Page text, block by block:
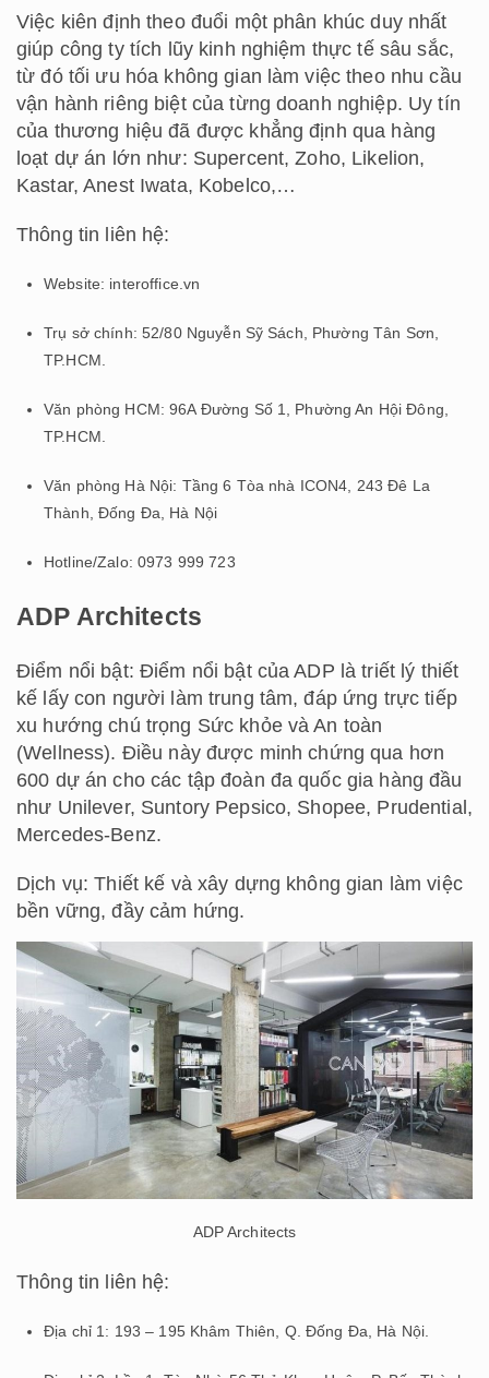
Việc kiên định theo đuổi một phân khúc duy nhất
giúp công ty tích lũy kinh nghiệm thực tế sâu sắc,
từ đó tối ưu hóa không gian làm việc theo nhu cầu
vận hành riêng biệt của từng doanh nghiệp. Uy tín
của thương hiệu đã được khẳng định qua hàng
loạt dự án lớn như: Supercent, Zoho, Likelion,
Kastar, Anest Iwata, Kobelco,…
Thông tin liên hệ:
Website: interoffice.vn
Trụ sở chính: 52/80 Nguyễn Sỹ Sách, Phường Tân Sơn,
TP.HCM.
Văn phòng HCM: 96A Đường Số 1, Phường An Hội Đông,
TP.HCM.
Văn phòng Hà Nội: Tầng 6 Tòa nhà ICON4, 243 Đê La
Thành, Đống Đa, Hà Nội
Hotline/Zalo: 0973 999 723
ADP Architects
Điểm nổi bật: Điểm nổi bật của ADP là triết lý thiết
kế lấy con người làm trung tâm, đáp ứng trực tiếp
xu hướng chú trọng Sức khỏe và An toàn
(Wellness). Điều này được minh chứng qua hơn
600 dự án cho các tập đoàn đa quốc gia hàng đầu
như Unilever, Suntory Pepsico, Shopee, Prudential,
Mercedes-Benz.
Dịch vụ: Thiết kế và xây dựng không gian làm việc
bền vững, đầy cảm hứng.
ADP Architects
Thông tin liên hệ:
Địa chỉ 1: 193 – 195 Khâm Thiên, Q. Đống Đa, Hà Nội.